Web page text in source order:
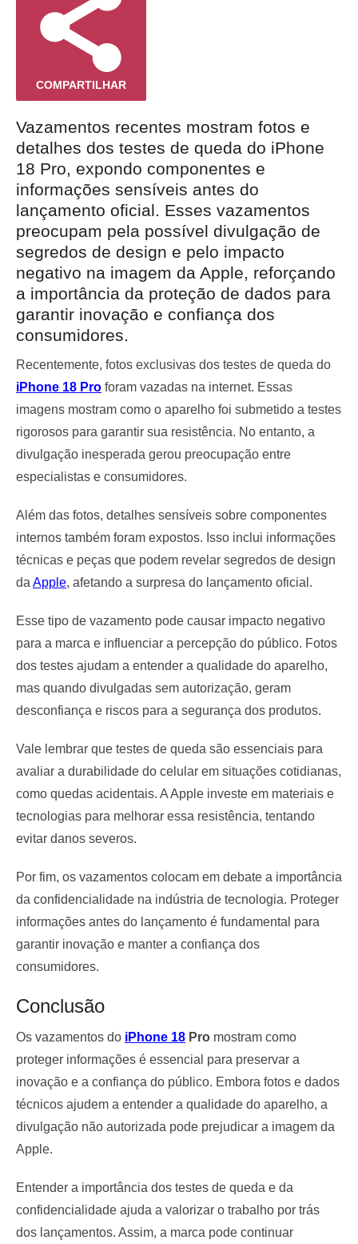
COMPARTILHAR
Vazamentos recentes mostram fotos e
detalhes dos testes de queda do iPhone
18 Pro, expondo componentes e
informações sensíveis antes do
lançamento oficial. Esses vazamentos
preocupam pela possível divulgação de
segredos de design e pelo impacto
negativo na imagem da Apple, reforçando
a importância da proteção de dados para
garantir inovação e confiança dos
consumidores.
Recentemente, fotos exclusivas dos testes de queda do
iPhone 18 Pro foram vazadas na internet. Essas
imagens mostram como o aparelho foi submetido a testes
rigorosos para garantir sua resistência. No entanto, a
divulgação inesperada gerou preocupação entre
especialistas e consumidores.
Além das fotos, detalhes sensíveis sobre componentes
internos também foram expostos. Isso inclui informações
técnicas e peças que podem revelar segredos de design
da Apple, afetando a surpresa do lançamento oficial.
Esse tipo de vazamento pode causar impacto negativo
para a marca e influenciar a percepção do público. Fotos
dos testes ajudam a entender a qualidade do aparelho,
mas quando divulgadas sem autorização, geram
desconfiança e riscos para a segurança dos produtos.
Vale lembrar que testes de queda são essenciais para
avaliar a durabilidade do celular em situações cotidianas,
como quedas acidentais. A Apple investe em materiais e
tecnologias para melhorar essa resistência, tentando
evitar danos severos.
Por fim, os vazamentos colocam em debate a importância
da confidencialidade na indústria de tecnologia. Proteger
informações antes do lançamento é fundamental para
garantir inovação e manter a confiança dos
consumidores.
Conclusão
Os vazamentos do iPhone 18 Pro mostram como
proteger informações é essencial para preservar a
inovação e a confiança do público. Embora fotos e dados
técnicos ajudem a entender a qualidade do aparelho, a
divulgação não autorizada pode prejudicar a imagem da
Apple.
Entender a importância dos testes de queda e da
confidencialidade ajuda a valorizar o trabalho por trás
dos lançamentos. Assim, a marca pode continuar